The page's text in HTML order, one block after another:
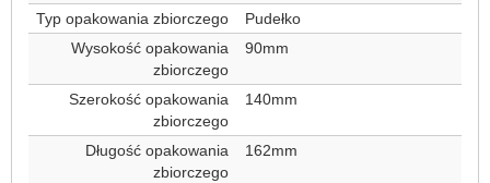
Typ opakowania zbiorczego
Pudełko
Wysokość opakowania
zbiorczego
90mm
Szerokość opakowania
zbiorczego
140mm
Długość opakowania
zbiorczego
162mm